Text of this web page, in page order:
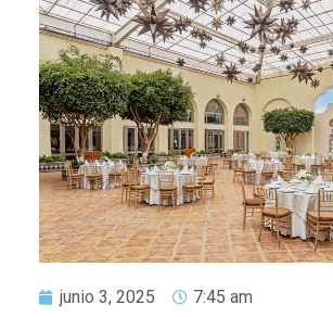
junio 3, 2025 7:45 am